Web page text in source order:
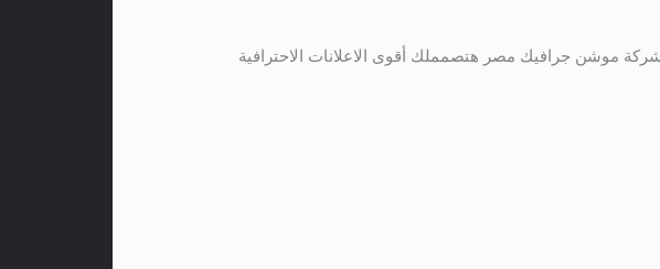
موشن جرافيك مصر هتصمملك أقوى الاعلانات الاحترافية